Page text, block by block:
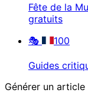
Fête de la
gratuits
🎭
100
Guides
Générer un article